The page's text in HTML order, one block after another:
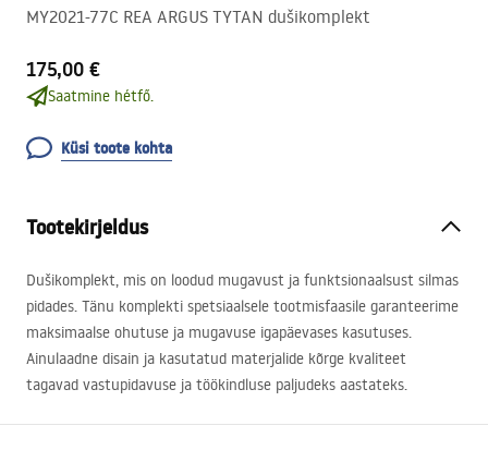
MY2021-77C REA ARGUS TYTAN dušikomplekt
175,00 €
Saatmine hétfő.
Küsi toote kohta
Tootekirjeldus
Dušikomplekt, mis on loodud mugavust ja funktsionaalsust silmas
pidades. Tänu komplekti spetsiaalsele tootmisfaasile garanteerime
maksimaalse ohutuse ja mugavuse igapäevases kasutuses.
Ainulaadne disain ja kasutatud materjalide kõrge kvaliteet
tagavad vastupidavuse ja töökindluse paljudeks aastateks.